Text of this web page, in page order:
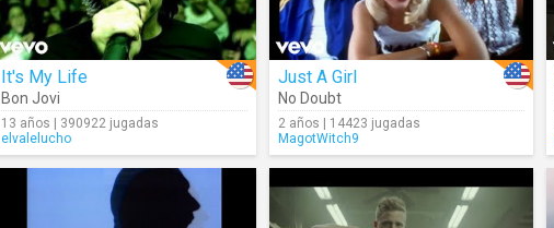
It's My Life
Bon Jovi
13 años | 390922 jugadas
elvalelucho
Just A Girl
No Doubt
2 años | 14423 jugadas
MagotWitch9